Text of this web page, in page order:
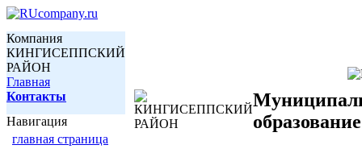
Компания
КИНГИСЕППСКИЙ
РАЙОН
Главная
Контакты
Навигация
главная страница
образование